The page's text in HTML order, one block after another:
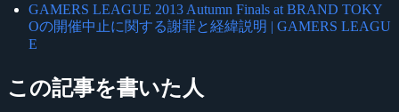
GAMERS LEAGUE 2013 Autumn Finals at BRAND TOKY
Oの開催中止に関する謝罪と経緯説明 | GAMERS LEAGU
E
この記事を書いた人